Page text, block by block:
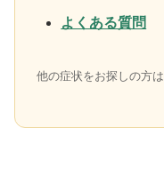
よくある質問
他の症状をお探しの方は